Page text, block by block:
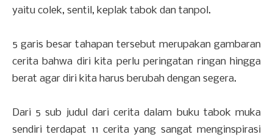
yaitu colek, sentil, keplak tabok dan tanpol.
5 garis besar tahapan tersebut merupakan gambaran
cerita bahwa diri kita perlu peringatan ringan hingga
berat agar diri kita harus berubah dengan segera.
Dari 5 sub judul dari cerita dalam buku tabok muka
sendiri terdapat 11 cerita yang sangat menginspirasi